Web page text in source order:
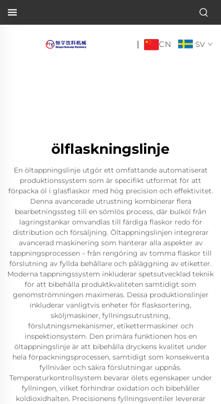
| CN SV
ölflaskningslinje
En öltappningslinje utgör ett omfattande automatiserat
produktionssystem som är specifikt utformat för att
förpacka öl i glasflaskor med hög precision och effektivitet.
Denna avancerade utrustning kombinerar flera
bearbetningssteg till en sömlös process, där bulköl från
lagringstankar omvandlas till färdiga flaskor redo för
distribution och försäljning. Öltappningslinjen integrerar
avancerad maskinering som hanterar alla aspekter av
tappningsprocessen – från rengöring av tomma flaskor till
förslutning av fyllda behållare och påläggning av etiketter.
Moderna tappningssystem inkluderar spetsutvecklad teknik
för att bibehålla produktkvaliteten samtidigt som
genomströmningen maximeras. Dessa produktionslinjer
inkluderar vanligtvis enheter för flasksortering,
sköljmaskiner, fyllningsutrustning,
förslutningsmekanismer, etikettermaskiner och
inspektionsystem. Den primära funktionen hos en
öltappningslinje är att bibehålla dryckens kvalitet under
hela förpackningsprocessen, samtidigt som konsekventa
fyllnivåer och säkra förslutningar uppnås.
Temperaturkontrollsystem bevarar ölets egenskaper under
fyllningen, vilket förhindrar oxidation och bibehåller
koldioxidhalten. Precisionens fyllningsventiler levererar